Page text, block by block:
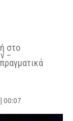
στο
–
00:07